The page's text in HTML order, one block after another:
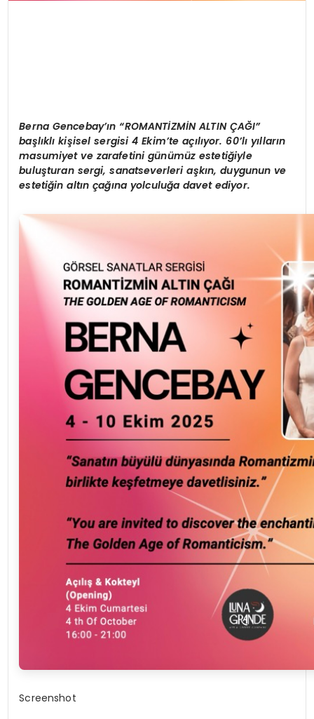
Berna Gencebay’ın “ROMANTİZMİN ALTIN ÇAĞI”
başlıklı kişisel sergisi 4 Ekim’te açılıyor. 60’lı yılların
masumiyet ve zarafetini günümüz estetiğiyle
buluşturan sergi, sanatseverleri aşkın, duygunun ve
estetiğin altın çağına yolculuğa davet ediyor.
Screenshot